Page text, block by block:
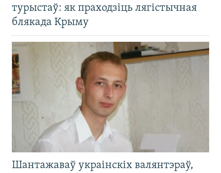
турыстаў: як праходзіць лягістычная
блякада Крыму
Шантажаваў украінскіх валянтэраў,